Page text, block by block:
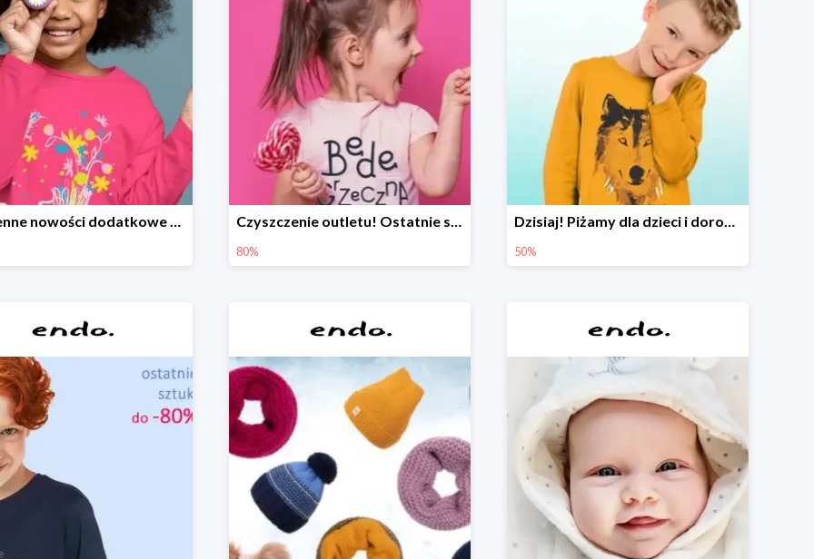
Wiosenne nowości dodatkowe -20% Czyszczenie outletu! Ostatnie sztuki do -80%
80%
Dzisiaj! Piżamy dla dzieci i dorosłych -50%
50%